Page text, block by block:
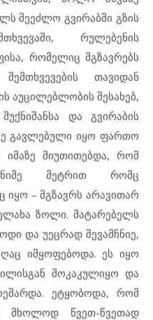
შეეძლო გვირაბში გზის
რულებენის
რომელიც მგზავრებს
თავიდან
აუცილებლობის შესახებ,
და გვირაბის
გავლებული იყო ფართო
მიუთითებდა, რომ
მეტრით რომც
იყო – მგზავრს არავითარ
ზოლი. მატარებელს
და უეცრად შევამჩნიე,
იმყოფებოდა. ეს იყო
მოკაკულიყო და
ეტყობოდა, რომ
მხოლოდ წვეთ-წვეთად